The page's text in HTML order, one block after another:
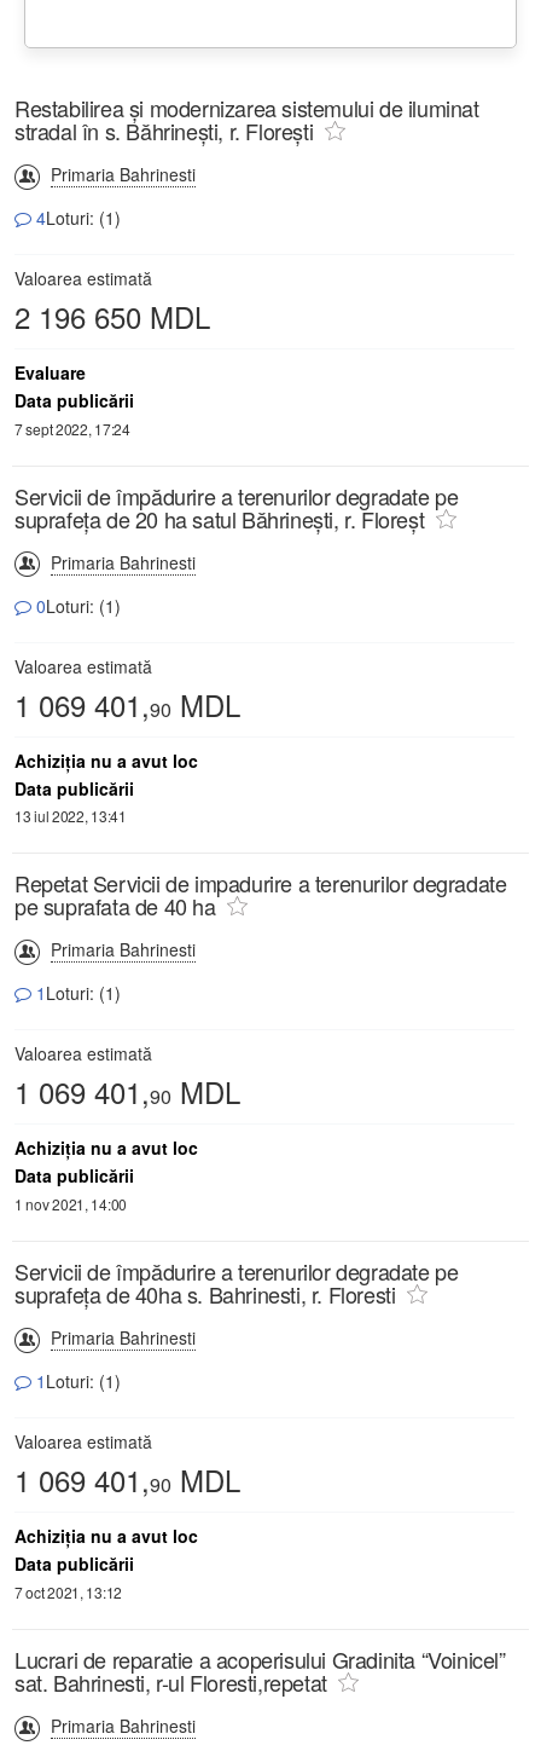
Restabilirea şi modernizarea sistemului de iluminat
stradal în s. Băhrineşti, r. Floreşti
Primaria Bahrinesti
4Loturi: (1)
Valoarea estimată
2 196 650 MDL
Evaluare
Data publicării
7 sept 2022, 17:24
Servicii de împădurire a terenurilor degradate pe
suprafeța de 20 ha satul Băhrinești, r. Floreșt
Primaria Bahrinesti
0Loturi: (1)
Valoarea estimată
1 069 401,90 MDL
Achiziţia nu a avut loc
Data publicării
13 iul 2022, 13:41
Repetat Servicii de impadurire a terenurilor degradate
pe suprafata de 40 ha
Primaria Bahrinesti
1 Loturi: (1)
Valoarea estimată
1 069 401,90 MDL
Achiziţia nu a avut loc
Data publicării
1 nov 2021, 14:00
Servicii de împădurire a terenurilor degradate pe
suprafeța de 40ha s. Bahrinesti, r. Floresti
Primaria Bahrinesti
1 Loturi: (1)
Valoarea estimată
1 069 401,90 MDL
Achiziţia nu a avut loc
Data publicării
7 oct 2021, 13:12
Lucrari de reparatie a acoperisului Gradinita “Voinicel”
sat. Bahrinesti, r-ul Floresti,repetat
Primaria Bahrinesti